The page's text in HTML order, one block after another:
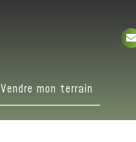
Vendre mon terrain